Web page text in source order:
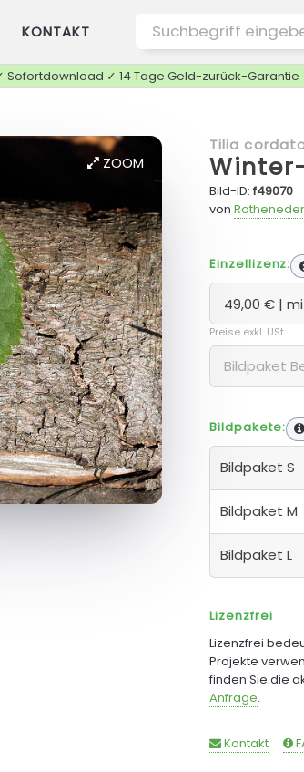
KONTAKT
Sofortdownload ✓ 14 Tage Geld-zurück-Garantie
ZOOM
Tilia
Bild-ID:f49070
von
Einzellizenz:
Preise exkl. USt.
Bildpakete:
Bildpaket S
Bildpaket M
Bildpaket L
Lizenzfrei
Lizenzfrei
Projekte
finden Sie die
Anfrage.
Kontakt